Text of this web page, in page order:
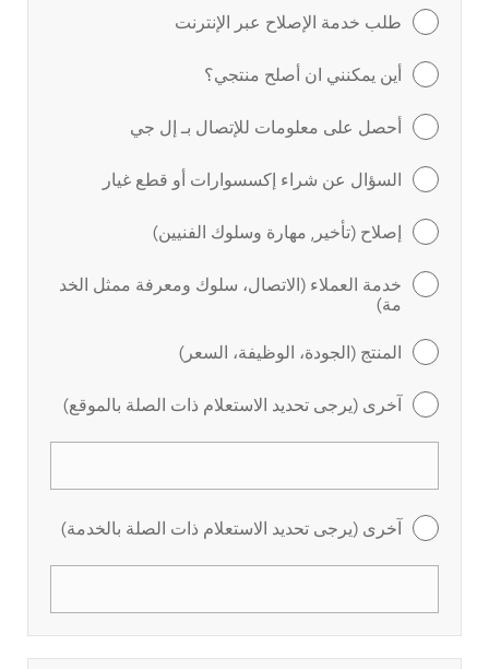
طلب خدمة الإصلاح عبر الإنترنت
أين يمكنني ان أصلح منتجي؟
أحصل على معلومات للإتصال بـ إل جي
السؤال عن شراء إكسسوارات أو قطع غيار
إصلاح (تأخير, مهارة وسلوك الفنيين)
خدمة العملاء (الاتصال، سلوك ومعرفة ممثل الخد
مة)
المنتج (الجودة، الوظيفة، السعر)
آخرى (يرجى تحديد الاستعلام ذات الصلة بالموقع)
آخرى (يرجى تحديد الاستعلام ذات الصلة بالخدمة)